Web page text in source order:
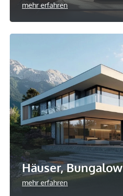
mehr erfahren
Häuser, Bungalow
mehr erfahren